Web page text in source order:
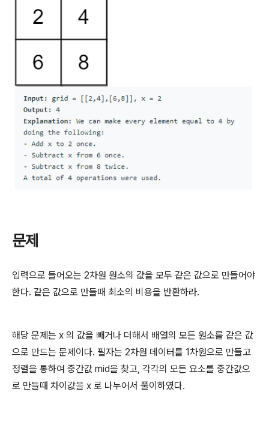
문제
입력으로 들어오는 2차원 원소의 값을 모두 같은 값으로 만들어야
한다. 같은 값으로 만들때 최소의 비용을 반환하라.
해당 문제는 x 의 값을 빼거나 더해서 배열의 모든 원소를 같은 값
으로 만드는 문제이다. 필자는 2차원 데이터를 1차원으로 만들고
정렬을 통하여 중간값 mid을 찾고, 각각의 모든 요소를 중간값으
로 만들때 차이값을 x 로 나누어서 풀이하였다.